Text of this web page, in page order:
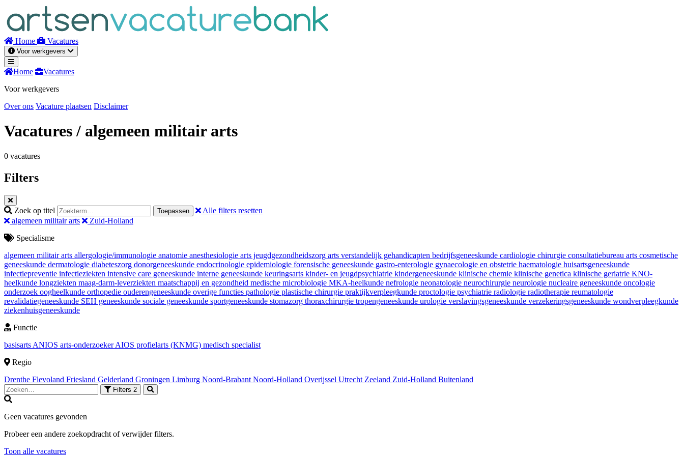
inhoud
Home Vacatures
Voor werkgevers
Home
Vacatures
Voor werkgevers
Over ons Vacature plaatsen Disclaimer
Vacatures/ algemeen militair arts
0 vacatures
Filters
Zoek op titel Toepassen
Alle filters resetten
algemeen militair arts
Zuid-Holland
Specialisme
algemeen militair arts allergologie/immunologie anatomie anesthesiologie arts jeugdgezondheidszorg arts verstandelijk gehandicapten bedrijfsgeneeskunde cardiologie chirurgie consultatiebureau arts cosmetische
geneeskunde dermatologie diabeteszorg donorgeneeskunde endocrinologie epidemiologie forensische geneeskunde gastro-enterologie gynaecologie en obstetrie haematologie huisartsgeneeskunde
infectiepreventie infectieziekten intensive care geneeskunde interne geneeskunde keuringsarts kinder- en jeugdpsychiatrie kindergeneeskunde klinische chemie klinische genetica klinische geriatrie KNO-
heelkunde longziekten maag-darm-leverziekten maatschappij en gezondheid medische microbiologie MKA-heelkunde nefrologie neonatologie neurochirurgie neurologie nucleaire geneeskunde oncologie
onderzoek oogheelkunde orthopedie ouderengeneeskunde overige functies pathologie plastische chirurgie praktijkverpleegkunde proctologie psychiatrie radiologie radiotherapie reumatologie
revalidatiegeneeskunde SEH geneeskunde sociale geneeskunde sportgeneeskunde stomazorg thoraxchirurgie tropengeneeskunde urologie verslavingsgeneeskunde verzekeringsgeneeskunde wondverpleegkunde
ziekenhuisgeneeskunde
Functie
basisarts ANIOS arts-onderzoekerAIOS profielarts (KNMG) medisch specialist
Regio
Drenthe Flevoland Friesland Gelderland Groningen Limburg Noord-Brabant Noord-Holland Overijssel Utrecht Zeeland Zuid-Holland Buitenland
Filters 2
Geen vacatures gevonden
Probeer een andere zoekopdracht of verwijder filters.
Toon alle vacatures